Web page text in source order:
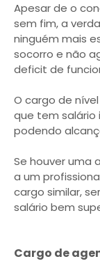
Apesar de o
sem fim, a
ninguém mais
socorro e não
deficit de
O cargo de
que tem salário
podendo
Se houver uma
a um
cargo similar,
salário bem
Cargo de